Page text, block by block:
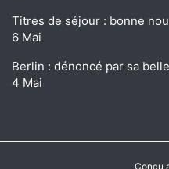
Titres de séjour : bonne
6 Mai
Berlin : dénoncé par sa
4 Mai
Conçu